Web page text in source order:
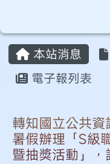
桃園市永安實
主內容區域
本站消息
電子報列表
轉知國立公共資
暑假辦理「S
暨抽獎活動」，
頁尾區域